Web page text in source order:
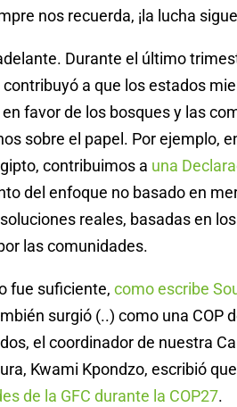
nos recuerda, ¡la lucha
Durante el último
a que los estados
favor de los bosques y las
sobre el papel. Por ejemplo,
contribuimos a una
del enfoque no basado en
reales, basadas en
las comunidades.
fue suficiente,como escribe
surgió (..) como una COP
el coordinador de nuestra
Kwami Kpondzo, escribió
de la GFC durante la COP27.